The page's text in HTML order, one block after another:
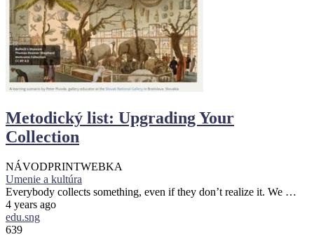
Metodický list: Upgrading Your
Collection
NÁVODPRINTWEBKA
Umenie a kultúra
Everybody collects something, even if they don’t realize it. We …
4 years ago
edu.sng
639